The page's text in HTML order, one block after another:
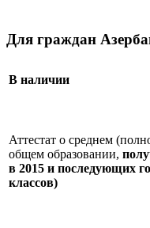
Для граждан
В наличии
Аттестат о среднем
общем образовании,
в 2015 и последующих
классов)